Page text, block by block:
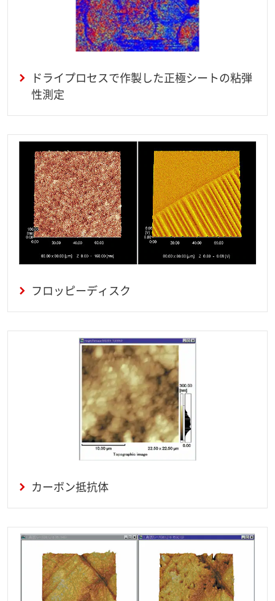
ドライプロセスで作製した正極シートの粘弾
性測定
フロッピーディスク
カーボン抵抗体